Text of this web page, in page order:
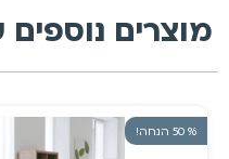
מוצרים נוספים
% 50 הנחה!